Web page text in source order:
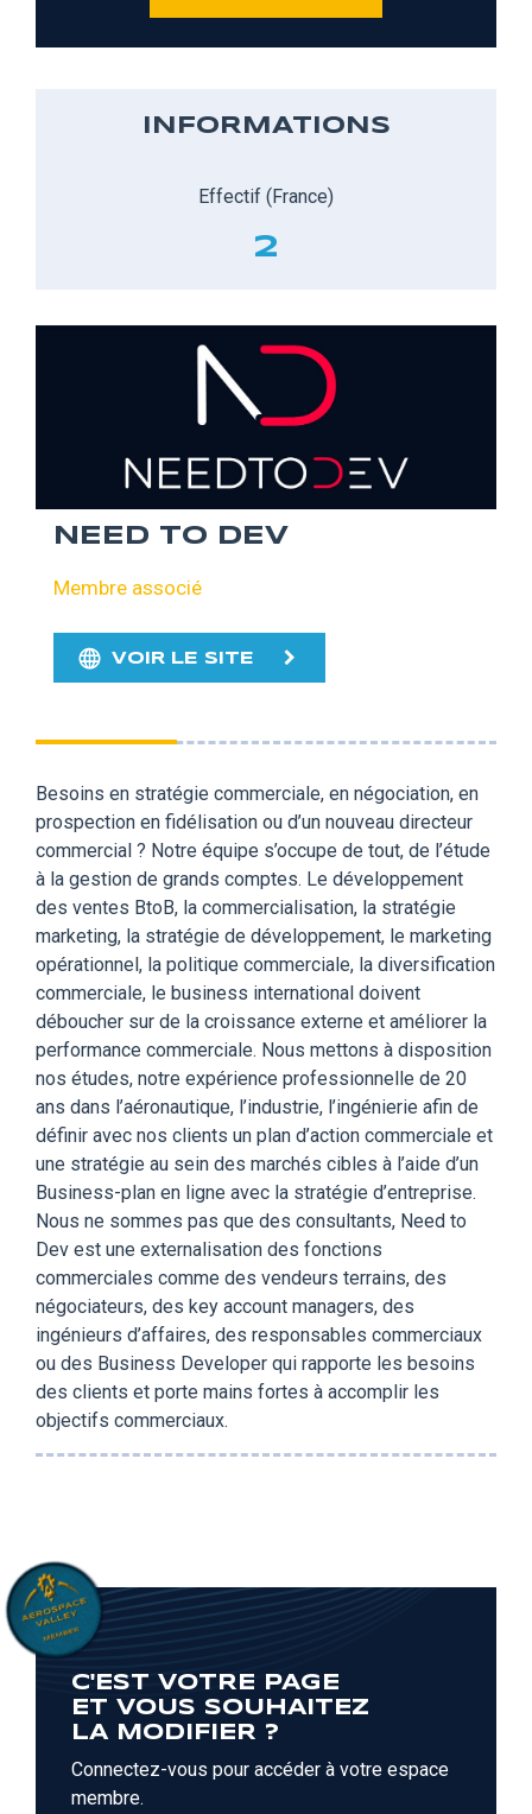
INFORMATIONS
Effectif (France)
2
NEED TO DEV
Membre associé
VOIR LE SITE
Besoins en stratégie commerciale, en négociation, en
prospection en fidélisation ou d’un nouveau directeur
commercial ? Notre équipe s’occupe de tout, de l’étude
à la gestion de grands comptes. Le développement
des ventes BtoB, la commercialisation, la stratégie
marketing, la stratégie de développement, le marketing
opérationnel, la politique commerciale, la diversification
commerciale, le business international doivent
déboucher sur de la croissance externe et améliorer la
performance commerciale. Nous mettons à disposition
nos études, notre expérience professionnelle de 20
ans dans l’aéronautique, l’industrie, l’ingénierie afin de
définir avec nos clients un plan d’action commerciale et
une stratégie au sein des marchés cibles à l’aide d’un
Business-plan en ligne avec la stratégie d’entreprise.
Nous ne sommes pas que des consultants, Need to
Dev est une externalisation des fonctions
commerciales comme des vendeurs terrains, des
négociateurs, des key account managers, des
ingénieurs d’affaires, des responsables commerciaux
ou des Business Developer qui rapporte les besoins
des clients et porte mains fortes à accomplir les
objectifs commerciaux.
C'EST VOTRE PAGE
ET VOUS SOUHAITEZ
LA MODIFIER ?
Connectez-vous pour accéder à votre espace
membre.